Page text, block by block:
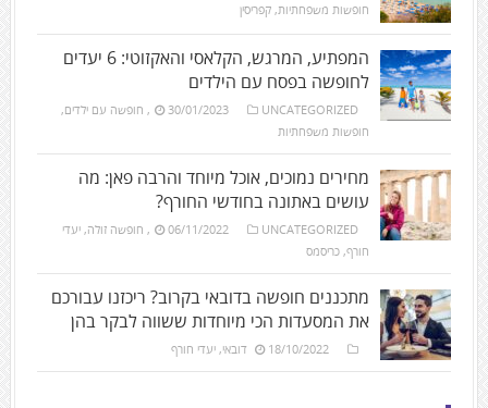
חופשות משפחתיות, קפריסין
המפתיע, המרגש, הקלאסי והאקזוטי: 6 יעדים
לחופשה בפסח עם הילדים
30/01/2023 UNCATEGORIZED
, חופשה עם ילדים,
חופשות משפחתיות
מחירים נמוכים, אוכל מיוחד והרבה פאן: מה
עושים באתונה בחודשי החורף?
06/11/2022 UNCATEGORIZED
, חופשה זולה, יעדי
חורף, כריסמס
מתכננים חופשה בדובאי בקרוב? ריכזנו עבורכם
את המסעדות הכי מיוחדות ששווה לבקר בהן
18/10/2022 דובאי, יעדי חורף